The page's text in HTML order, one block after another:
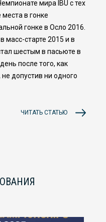
мира IBU с тех
в гонке
гонке в Осло 2016.
масс-старте 2015 и в
шестым в пасьюте в
после того, как
допустив ни одного
ЧИТАТЬ СТАТЬЮ